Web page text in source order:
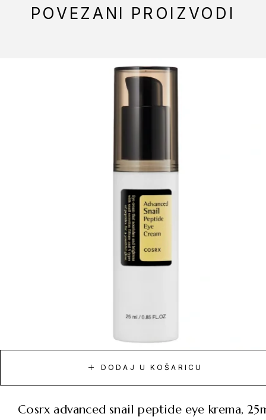
POVEZANI PROIZVODI
DODAJ U KOŠARICU
cosrx advanced snail peptide eye krema,